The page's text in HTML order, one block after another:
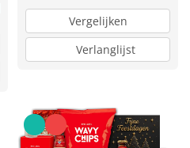
Vergelijken
Verlanglijst